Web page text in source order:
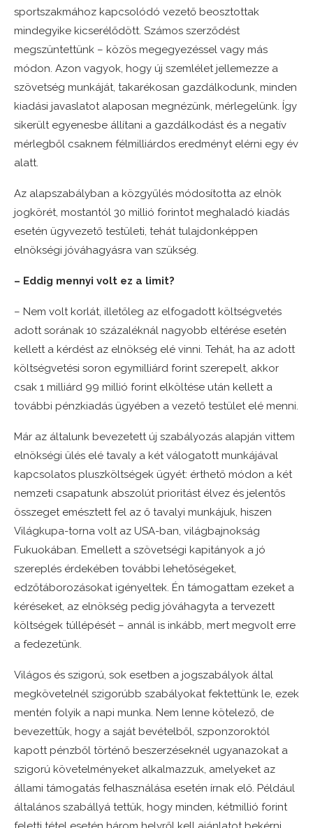
sportszakmához kapcsolódó vezető beosztottak
mindegyike kicserélődött. Számos szerződést
megszüntettünk – közös megegyezéssel vagy más
módon. Azon vagyok, hogy új szemlélet jellemezze a
szövetség munkáját, takarékosan gazdálkodunk, minden
kiadási javaslatot alaposan megnézünk, mérlegelünk. Így
sikerült egyenesbe állítani a gazdálkodást és a negatív
mérlegből csaknem félmilliárdos eredményt elérni egy év
alatt.
Az alapszabályban a közgyűlés módosította az elnök
jogkörét, mostantól 30 millió forintot meghaladó kiadás
esetén ügyvezető testületi, tehát tulajdonképpen
elnökségi jóváhagyásra van szükség.
– Eddig mennyi volt ez a limit?
– Nem volt korlát, illetőleg az elfogadott költségvetés
adott sorának 10 százaléknál nagyobb eltérése esetén
kellett a kérdést az elnökség elé vinni. Tehát, ha az adott
költségvetési soron egymilliárd forint szerepelt, akkor
csak 1 milliárd 99 millió forint elköltése után kellett a
további pénzkiadás ügyében a vezető testület elé menni.
Már az általunk bevezetett új szabályozás alapján vittem
elnökségi ülés elé tavaly a két válogatott munkájával
kapcsolatos pluszköltségek ügyét: érthető módon a két
nemzeti csapatunk abszolút prioritást élvez és jelentős
összeget emésztett fel az ő tavalyi munkájuk, hiszen
Világkupa-torna volt az USA-ban, világbajnokság
Fukuokában. Emellett a szövetségi kapitányok a jó
szereplés érdekében további lehetőségeket,
edzőtáborozásokat igényeltek. Én támogattam ezeket a
kéréseket, az elnökség pedig jóváhagyta a tervezett
költségek túllépését – annál is inkább, mert megvolt erre
a fedezetünk.
Világos és szigorú, sok esetben a jogszabályok által
megkövetelnél szigorúbb szabályokat fektettünk le, ezek
mentén folyik a napi munka. Nem lenne kötelező, de
bevezettük, hogy a saját bevételből, szponzoroktól
kapott pénzből történő beszerzéseknél ugyanazokat a
szigorú követelményeket alkalmazzuk, amelyeket az
állami támogatás felhasználása esetén írnak elő. Például
általános szabállyá tettük, hogy minden, kétmillió forint